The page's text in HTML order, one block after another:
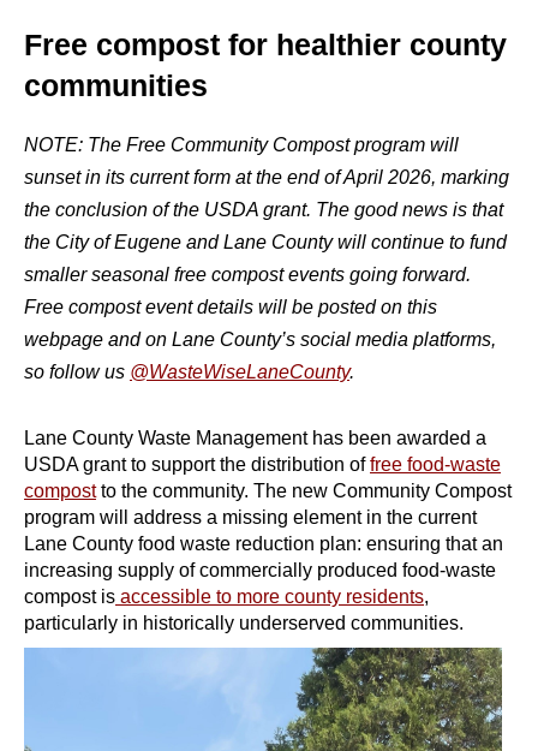
Free compost for healthier county
communities
NOTE: The Free Community Compost program will
sunset in its current form at the end of April 2026, marking
the conclusion of the USDA grant. The good news is that
the City of Eugene and Lane County will continue to fund
smaller seasonal free compost events going forward.
Free compost event details will be posted on this
webpage and on Lane County’s social media platforms,
so follow us @WasteWiseLaneCounty.
Lane County Waste Management has been awarded a
USDA grant to support the distribution offree food-waste
compostto the community. The new Community Compost
program will address a missing element in the current
Lane County food waste reduction plan: ensuring that an
increasing supply of commercially produced food-waste
compost is accessible to more county residents,
particularly in historically underserved communities.